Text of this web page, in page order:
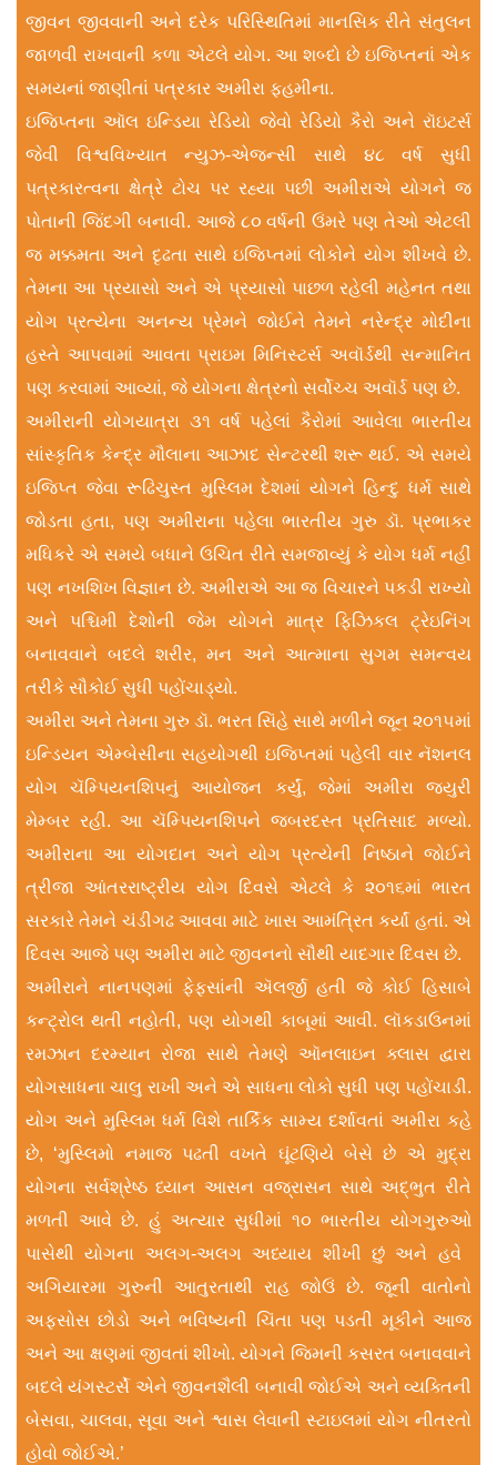
જીવન જીવવાની અને દરેક પરિસ્થિતિમાં માનસિક રીતે સંતુલન
જાળવી રાખવાની કળા એટલે યોગ. આ શબ્દો છે ઇજિપ્તનાં એક
સમયનાં જાણીતાં પત્રકાર અમીરા ફહમીના.
ઇજિપ્તના ઑલ ઇન્ડિયા રેડિયો જેવો રેડિયો કૈરો અને રૉઇટર્સ
જેવી વિશ્વવિખ્યાત ન્યુઝ-એજન્સી સાથે ૪૮ વર્ષ સુધી
પત્રકારત્વના ક્ષેત્રે ટોચ પર રહ્યા પછી અમીરાએ યોગને જ
પોતાની જિંદગી બનાવી. આજે ૮૦ વર્ષની ઉંમરે પણ તેઓ એટલી
જ મક્કમતા અને દૃઢતા સાથે ઇજિપ્તમાં લોકોને યોગ શીખવે છે.
તેમના આ પ્રયાસો અને એ પ્રયાસો પાછળ રહેલી મહેનત તથા
યોગ પ્રત્યેના અનન્ય પ્રેમને જોઈને તેમને નરેન્દ્ર મોદીના
હસ્તે આપવામાં આવતા પ્રાઇમ મિનિસ્ટર્સ અવૉર્ડથી સન્માન‌િત
પણ કરવામાં આવ્યાં, જે યોગના ક્ષેત્રનો સર્વોચ્ચ અવૉર્ડ પણ છે.
અમીરાની યોગયાત્રા ૩૧ વર્ષ પહેલાં કૈરોમાં આવેલા ભારતીય
સાંસ્કૃતિક કેન્દ્ર મૌલાના આઝાદ સેન્ટરથી શરૂ થઈ. એ સમયે
ઇજિપ્ત જેવા રૂઢિચુસ્ત મુસ્લિમ દેશમાં યોગને હિન્દુ ધર્મ સાથે
જોડતા હતા, પણ અમીરાના પહેલા ભારતીય ગુરુ ડૉ. પ્રભાકર
મધિકરે એ સમયે બધાને ઉચિત રીતે સમજાવ્યું કે યોગ ધર્મ નહીં
પણ નખશિખ વિજ્ઞાન છે. અમીરાએ આ જ વિચારને પકડી રાખ્યો
અને પશ્ચિમી દેશોની જેમ યોગને માત્ર ફિઝિકલ ટ્રેઇનિંગ
બનાવવાને બદલે શરીર, મન અને આત્માના સુગમ સમન્વય
તરીકે સૌકોઈ સુધી પહોંચાડ્યો.
અમીરા અને તેમના ગુરુ ડૉ. ભરત સિંહે સાથે મળીને જૂન ૨૦૧૫માં
ઇન્ડ‌િયન એમ્બેસીના સહયોગથી ઇજિપ્તમાં પહેલી વાર નૅશનલ
યોગ ચૅમ્પિયનશિપનું આયોજન કર્યું, જેમાં અમીરા જ્યુરી
મેમ્બર રહી. આ ચૅમ્પ‌િયનશિપને જબરદસ્ત પ્રતિસાદ મળ્યો.
અ‌મીરાના આ યોગદાન અને યોગ પ્રત્યેની નિષ્ઠાને જોઈને
ત્રીજા આંતરરાષ્ટ્ર‌ીય યોગ દિવસે એટલે કે ૨૦૧૬માં ભારત
સરકારે તેમને ચંડીગઢ આવવા માટે ખાસ આમંત્રિત કર્યાં હતાં. એ
દિવસ આજે પણ અમીરા માટે જીવનનો સૌથી યાદગાર દિવસ છે.
અમીરાને નાનપણમાં ફેફસાંની ઍલર્જી હતી જે કોઈ હિસાબે
કન્ટ્રોલ થતી નહોતી, પણ યોગથી કાબૂમાં આવી. લૉકડાઉનમાં
રમઝાન દરમ્યાન રોજા સાથે તેમણે ઑનલાઇન ક્લાસ દ્વારા
યોગસાધના ચાલુ રાખી અને એ સાધના લોકો સુધી પણ પહોંચાડી.
યોગ અને મુસ્લ‌િમ ધર્મ વિશે તાર્કિક સામ્ય દર્શાવતાં અમીરા કહે
છે, ‘મુસ્લિમો નમાજ પઢતી વખતે ઘૂંટણિયે બેસે છે એ મુદ્રા
યોગના સર્વશ્રેષ્ઠ ધ્યાન આસન વજ્રાસન સાથે અદ્ભુત રીતે
મળતી આવે છે. હું અત્યાર સુધીમાં ૧૦ ભારતીય યોગગુરુઓ
પાસેથી યોગના અલગ-અલગ અધ્યાય શીખી છું અને હવે ‍
અગિયારમા ગુરુની આતુરતાથી રાહ જોઉં છે. જૂની વાતોનો
અફસોસ છોડો અને ભવિષ્યની ચિંતા પણ પડતી મૂકીને આજ
અને આ ક્ષણમાં જીવતાં શીખો. યોગને જિમની કસરત બનાવવાને
બદલે યંગસ્ટર્સે એને જીવનશૈલી બનાવી જોઈએ અને વ્યક્તિની
બેસવા, ચાલવા, સૂવા અને શ્વાસ લેવાની સ્ટાઇલમાં યોગ નીતરતો
હોવો જોઈએ.’